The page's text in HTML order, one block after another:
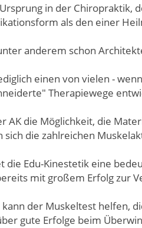
in der Chiropraktik,
als den einer
anderem schon
einen von vielen -
Therapiewege
AK die Möglichkeit, die
die zahlreichen
die Edu-Kinestetik eine
mit großem Erfolg zur
der Muskeltest helfen,
gute Erfolge beim